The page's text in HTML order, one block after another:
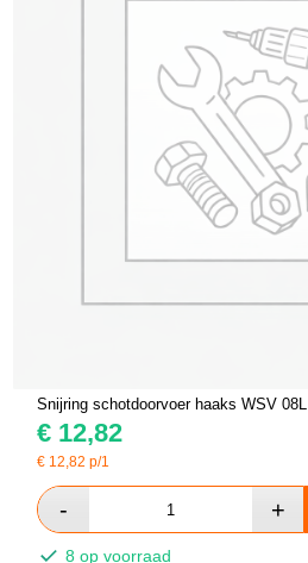
Snijring schotdoorvoer haaks WSV 08L
€ 12,82
€ 12,82 p/1
8 op voorraad